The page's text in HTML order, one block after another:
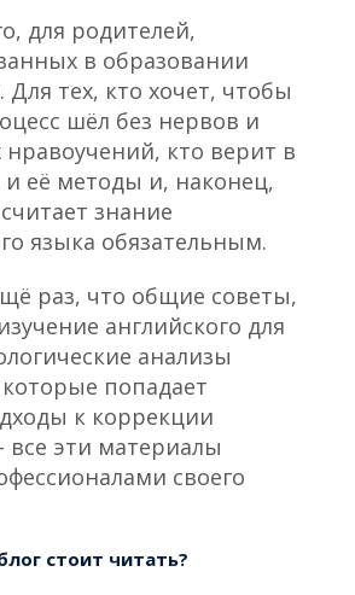
для родителей,
в образовании
Для тех, кто хочет, чтобы
шёл без нервов и
кто верит в
и её методы и, наконец,
знание
языка обязательным.
раз, что общие советы,
английского для
анализы
попадает
к коррекции
все эти материалы
своего
стоит читать?